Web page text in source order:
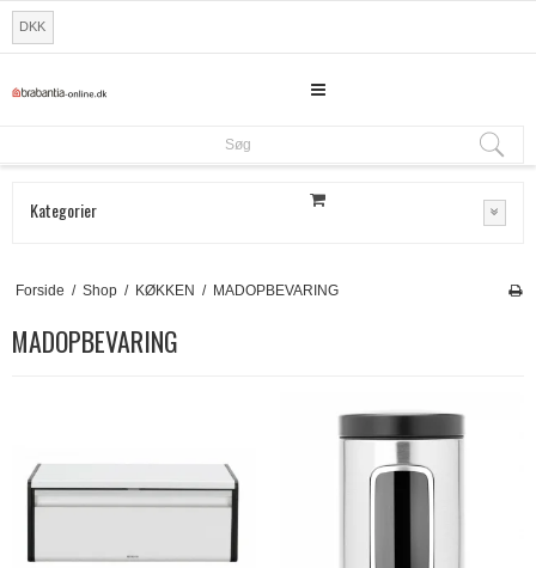
DKK
Søg
Kategorier
Forside / Shop / KØKKEN / MADOPBEVARING
MADOPBEVARING